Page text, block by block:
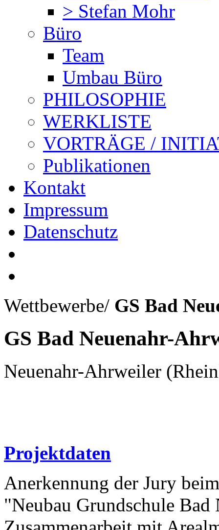
> Stefan Mohr
Büro
Team
Umbau Büro
PHILOSOPHIE
WERKLISTE
VORTRÄGE /
Publikationen
Kontakt
Impressum
Datenschutz
Wettbewerbe/ GS Bad
GS Bad Neuenahr-
Neuenahr-Ahrweiler
Projektdaten
Anerkennung der Jury
"Neubau Grundschule